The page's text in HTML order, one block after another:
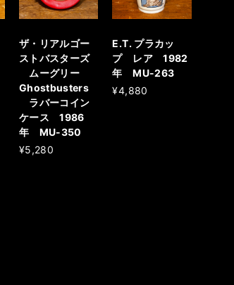
ザ・リアルゴー
ストバスターズ
ムーグリー
Ghostbusters
ラバーコイン
ケース 1986
年 MU-350
¥5,280
E.T. プラカッ
プ レア 1982
年 MU-263
¥4,880